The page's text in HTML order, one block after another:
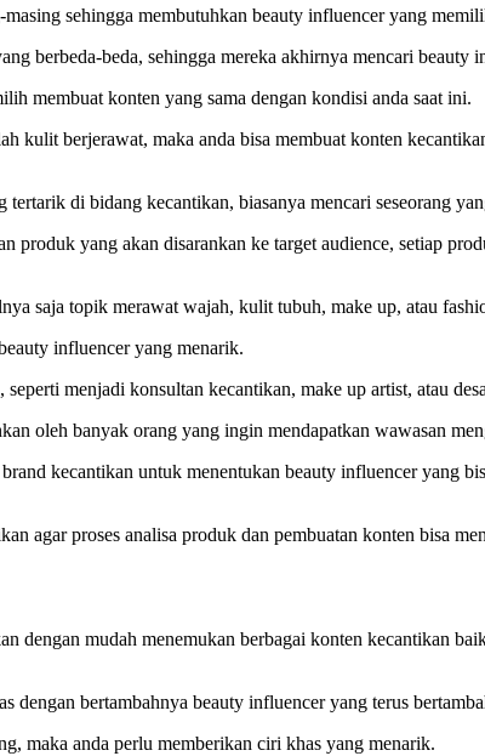
sehingga membutuhkan beauty influencer yang
berbeda-beda, sehingga mereka akhirnya mencari
membuat konten yang sama dengan kondisi anda saat ini.
kulit berjerawat, maka anda bisa membuat konten
di bidang kecantikan, biasanya mencari seseorang
produk yang akan disarankan ke target audience, setiap
saja topik merawat wajah, kulit tubuh, make up, atau
influencer yang menarik.
menjadi konsultan kecantikan, make up artist, atau
oleh banyak orang yang ingin mendapatkan wawasan
kecantikan untuk menentukan beauty influencer yang
agar proses analisa produk dan pembuatan konten bisa
dengan mudah menemukan berbagai konten kecantikan
dengan bertambahnya beauty influencer yang terus
maka anda perlu memberikan ciri khas yang menarik.